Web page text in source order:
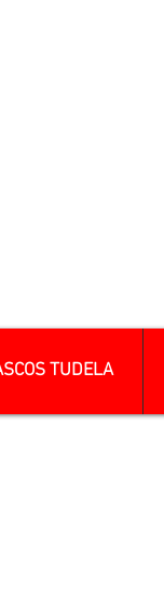
TUDELA